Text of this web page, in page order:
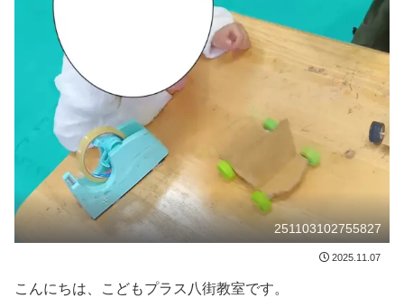
251103102755827
2025.11.07
こんにちは、こどもプラス八街教室です。